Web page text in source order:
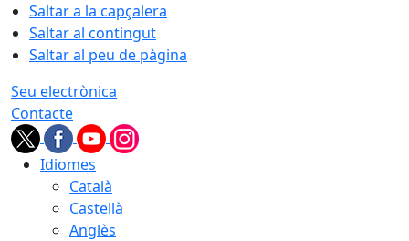
Saltar a la capçalera
Saltar al contingut
Saltar al peu de pàgina
Seu electrònica
Contacte
Idiomes
Català
Castellà
Anglès